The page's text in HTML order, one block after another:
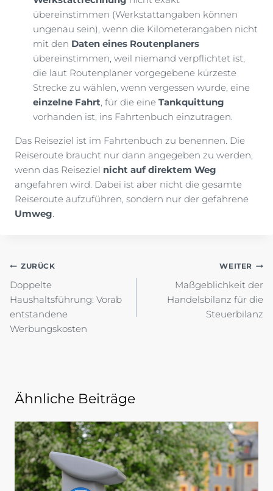
übereinstimmen (Werkstattangaben können
ungenau sein), wenn die Kilometerangaben nicht
mit den Daten eines Routenplaners
übereinstimmen, weil niemand verpflichtet ist,
die laut Routenplaner vorgegebene kürzeste
Strecke zu wählen, wenn vergessen wurde, eine
einzelne Fahrt , für die eine Tankquittung
vorhanden ist, ins Fahrtenbuch einzutragen.
Das Reiseziel ist im Fahrtenbuch zu benennen. Die
Reiseroute braucht nur dann angegeben zu werden,
wenn das Reiseziel nicht auf direktem Weg
angefahren wird. Dabei ist aber nicht die gesamte
Reiseroute aufzuführen, sondern nur der gefahrene
Umweg
Beitragsnavigation
ZURÜCK
Doppelte
Haushaltsführung: Vorab
entstandene
Werbungskosten
WEITER
Maßgeblichkeit der
Handelsbilanz für die
Steuerbilanz
Ähnliche Beiträge